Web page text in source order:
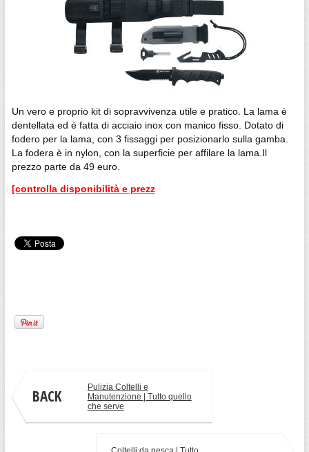
Un vero e proprio kit di sopravvivenza utile e pratico. La lama è
dentellata ed è fatta di acciaio inox con manico fisso. Dotato di
fodero per la lama, con 3 fissaggi per posizionarlo sulla gamba.
La fodera è in nylon, con la superficie per affilare la lama.Il
prezzo parte da 49 euro.
[controlla disponibilità e prezz
BACK
Pulizia Coltelli e
Manutenzione | Tutto quello
che serve